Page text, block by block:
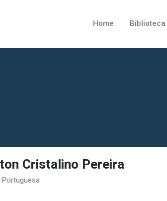
Home Biblioteca
Cristalino Pereira
Portuguesa